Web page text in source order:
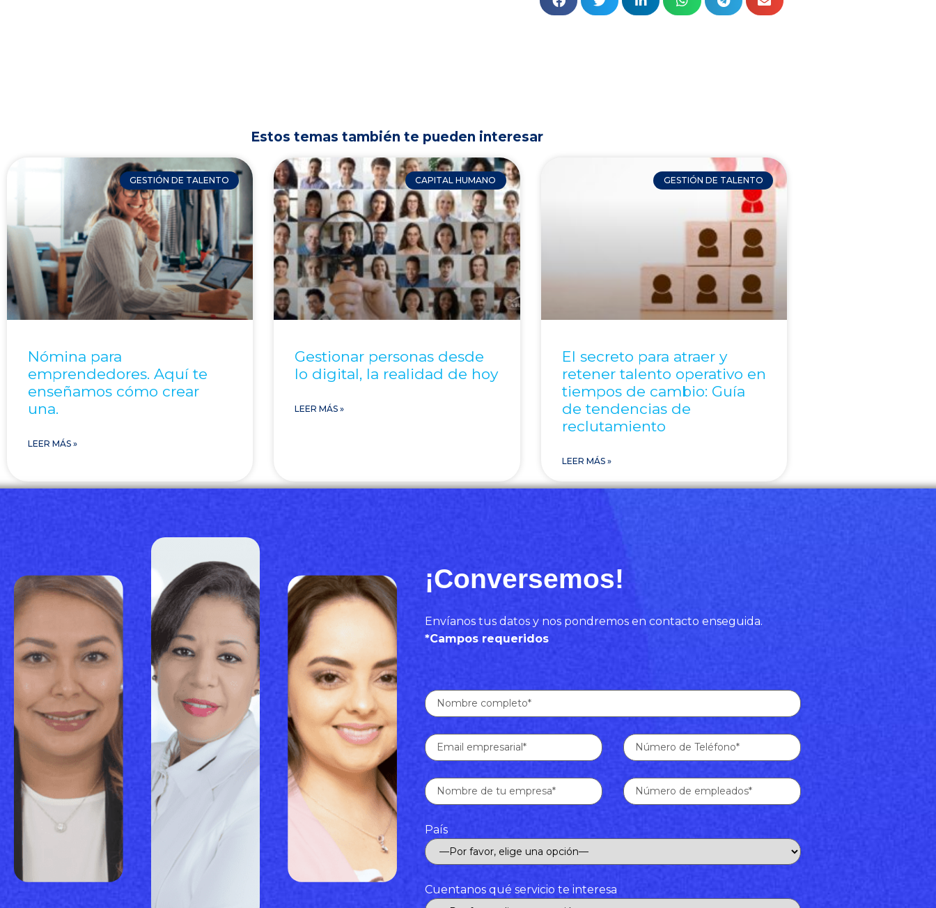
Estos temas también te pueden interesar
GESTIÓN DE TALENTO
Nómina para
emprendedores. Aquí te
enseñamos cómo crear
una.
LEER MÁS »
CAPITAL HUMANO
Gestionar personas desde
lo digital, la realidad de hoy
LEER MÁS »
GESTIÓN DE TALENTO
El secreto para atraer y
retener talento operativo en
tiempos de cambio: Guía
de tendencias de
reclutamiento
LEER MÁS »
¡Conversemos!
Envíanos tus datos y nos pondremos en contacto enseguida.
*Campos requeridos
País
Cuentanos qué servicio te interesa